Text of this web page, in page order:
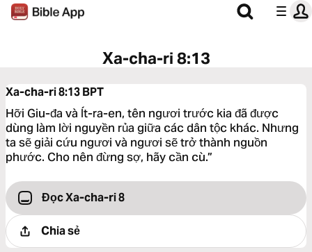
Xa-cha-ri 8:13
Xa-cha-ri 8:13BPT
Hỡi Giu-đa và Ít-ra-en, tên ngươi trước kia đã được
dùng làm lời nguyền rủa giữa các dân tộc khác. Nhưng
ta sẽ giải cứu ngươi và ngươi sẽ trở thành nguồn
phước. Cho nên đừng sợ, hãy cần cù.”
Đọc Xa-cha-ri 8
Chia sẻ